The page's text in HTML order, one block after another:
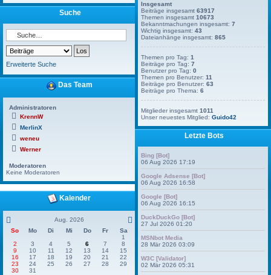
Suche
Erweiterte Suche
Das Team
Administratoren
KrennW
MerlinX
weneu
Werner
Moderatoren
Keine Moderatoren
Kalender
Aug. 2026
So
Mo Di Mi Do Fr
Sa
1
2
3 4 5 6 7
8
9
10 11 12 13 14
15
16
17 18 19 20 21
22
23
24 25 26 27 28
29
30
31
Insgesamt
Beiträge insgesamt63917
Themen insgesamt10673
Bekanntmachungen insgesamt:7
Wichtig insgesamt:43
Dateianhänge insgesamt:865
Themen pro Tag:1
Beiträge pro Tag:7
Benutzer pro Tag:0
Themen pro Benutzer:11
Beiträge pro Benutzer:63
Beiträge pro Thema:6
Mitglieder insgesamt1011
Unser neuestes Mitglied:Guido42
Letzte Bots
Bing [Bot]
06 Aug 2026 17:19
Google Adsense [Bot]
06 Aug 2026 16:58
Google [Bot]
06 Aug 2026 16:15
DuckDuckGo [Bot]
27 Jul 2026 01:20
MSNbot Media
28 Mär 2026 03:09
W3C [Validator]
02 Mär 2026 05:31